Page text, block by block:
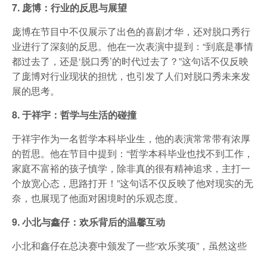
7. 庞博：行业的反思与展望
庞博在节目中不仅展示了出色的喜剧才华，还对脱口秀行
业进行了深刻的反思。他在一次表演中提到：“到底是事情
都过去了，还是‘脱口秀’的时代过去了？”这句话不仅反映
了庞博对行业现状的担忧，也引发了人们对脱口秀未来发
展的思考。
8. 于祥宇：哲学与生活的碰撞
于祥宇作为一名哲学本科毕业生，他的表演常常带有浓厚
的哲思。他在节目中提到：“哲学本科毕业也找不到工作，
家庭不富裕的孩子慎学，除非真的很有精神追求，主打一
个放宽心态，思路打开！”这句话不仅反映了他对现实的无
奈，也展现了他面对困境时的乐观态度。
9. 小北与鑫仔：欢乐背后的温馨互动
小北和鑫仔在总决赛中颁发了一些“欢乐奖项”，虽然这些